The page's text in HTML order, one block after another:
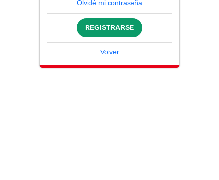
Olvidé mi contraseña
REGISTRARSE
Volver